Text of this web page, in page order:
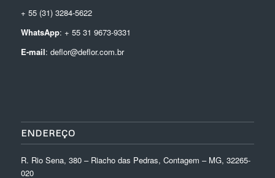
+ 55 (31) 3284-5622
WhatsApp: + 55 31 9673-9331
E-mail: deflor@deflor.com.br
ENDEREÇO
R. Rio Sena, 380 – Riacho das Pedras, Contagem – MG, 32265-
020